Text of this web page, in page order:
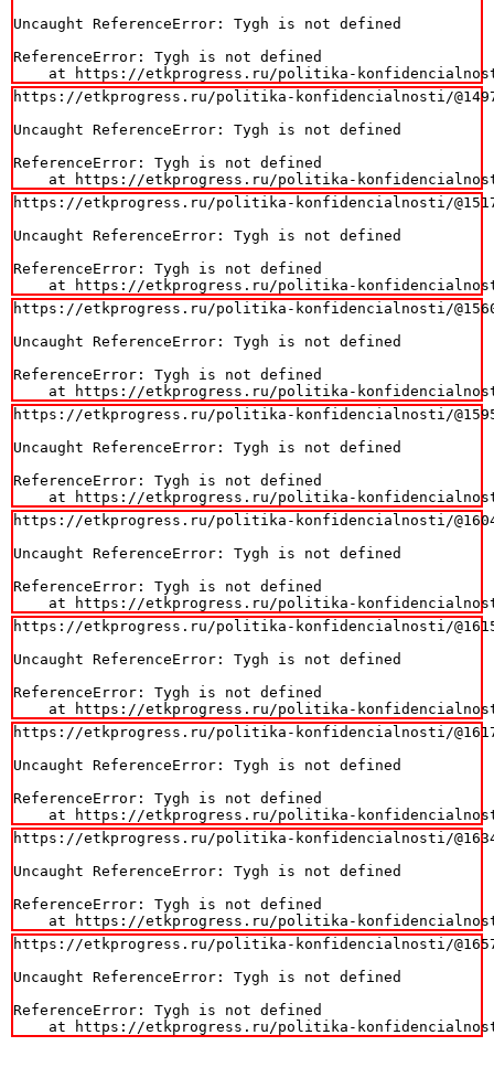
Uncaught ReferenceError: Tygh is not defined
ReferenceError: Tygh is not defined
at https://etkprogress.ru/politika-
https://etkprogress.ru/politika-konfidencialnosti/
Uncaught ReferenceError: Tygh is not defined
ReferenceError: Tygh is not defined
at https://etkprogress.ru/politika-
https://etkprogress.ru/politika-konfidencialnosti/
Uncaught ReferenceError: Tygh is not defined
ReferenceError: Tygh is not defined
at https://etkprogress.ru/politika-
https://etkprogress.ru/politika-konfidencialnosti/
Uncaught ReferenceError: Tygh is not defined
ReferenceError: Tygh is not defined
at https://etkprogress.ru/politika-
https://etkprogress.ru/politika-konfidencialnosti/
Uncaught ReferenceError: Tygh is not defined
ReferenceError: Tygh is not defined
at https://etkprogress.ru/politika-
https://etkprogress.ru/politika-konfidencialnosti/
Uncaught ReferenceError: Tygh is not defined
ReferenceError: Tygh is not defined
at https://etkprogress.ru/politika-
https://etkprogress.ru/politika-konfidencialnosti/
Uncaught ReferenceError: Tygh is not defined
ReferenceError: Tygh is not defined
at https://etkprogress.ru/politika-
https://etkprogress.ru/politika-konfidencialnosti/
Uncaught ReferenceError: Tygh is not defined
ReferenceError: Tygh is not defined
at https://etkprogress.ru/politika-
https://etkprogress.ru/politika-konfidencialnosti/
Uncaught ReferenceError: Tygh is not defined
ReferenceError: Tygh is not defined
at https://etkprogress.ru/politika-
https://etkprogress.ru/politika-konfidencialnosti/
Uncaught ReferenceError: Tygh is not defined
ReferenceError: Tygh is not defined
at https://etkprogress.ru/politika-